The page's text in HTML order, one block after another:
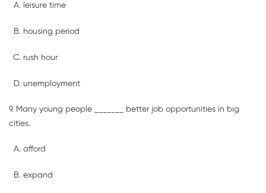
leisure time
housing period
rush hour
unemployment
9. Many young people _______ better job opportunities in big
cities.
afford
expand